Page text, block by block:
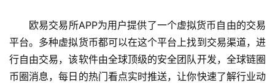
欧易交易所APP为用户提供了一个虚拟货币自由的交易
平台。多种虚拟货币都可以在这个平台上找到交易渠道，进
行自由交易，该软件由全球顶级的安全团队开发，全球链圈
币圈消息，每日的热门看点实时推送，让你快速了解行业动